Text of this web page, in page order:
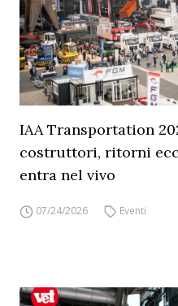
IAA Transportation
costruttori, ritorni
entra nel vivo
07/24/2026 Eventi